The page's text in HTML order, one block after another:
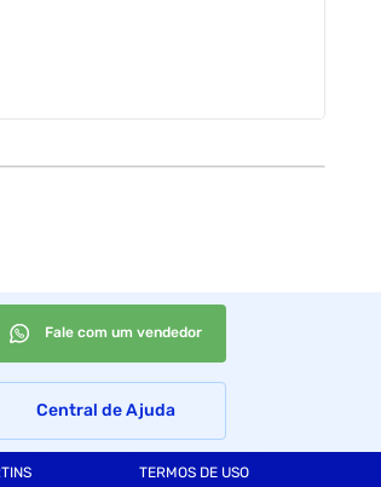
Fale com um vendedor
Central de Ajuda
TERMOS DE USO